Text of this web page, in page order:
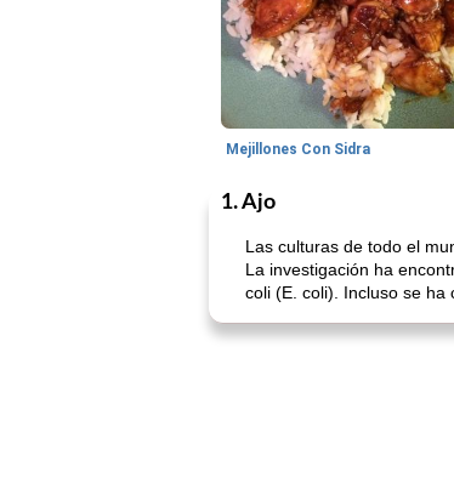
Mejillones Con Sidra
1. Ajo
Las culturas de todo el
La investigación ha
coli (E. coli). Incluso se